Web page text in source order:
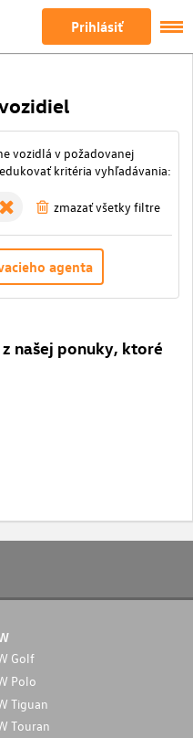
Prihlásiť
vozidlá v požadovanej
kritéria vyhľadávania:
zmazať všetky filtre
agenta
našej ponuky, ktoré
Golf
Polo
Tiguan
Touran